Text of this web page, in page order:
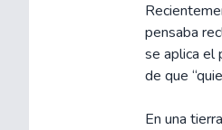
pensaba
se aplica el
de que
En una